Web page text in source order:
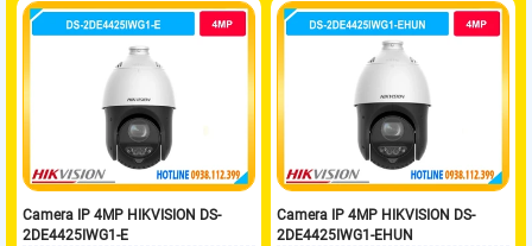
Camera IP 4MP HIKVISION DS-
2DE4425IWG1-E
Camera IP 4MP HIKVISION DS-
2DE4425IWG1-EHUN